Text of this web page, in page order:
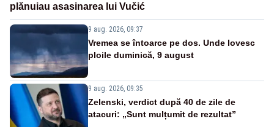
plănuiau asasinarea lui Vučić
9 aug. 2026, 09:37
Vremea se întoarce pe dos. Unde lovesc
ploile duminică, 9 august
9 aug. 2026, 09:35
Zelenski, verdict după 40 de zile de
atacuri: „Sunt mulțumit de rezultat”